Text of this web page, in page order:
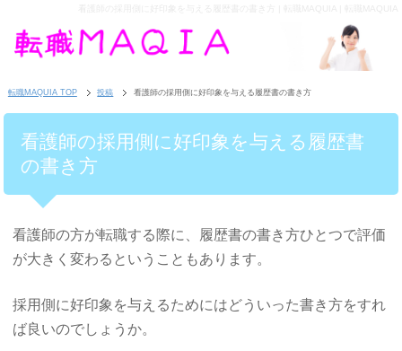
転職MAQUIA TOP 投稿 看護師の採用側に好印象を与える履歴書の書き方
看護師の採用側に好印象を与える履歴書
の書き方
看護師の方が転職する際に、履歴書の書き方ひとつで評価
が大きく変わるということもあります。
採用側に好印象を与えるためにはどういった書き方をすれ
ば良いのでしょうか。